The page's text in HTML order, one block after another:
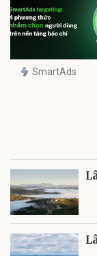
SmartAds